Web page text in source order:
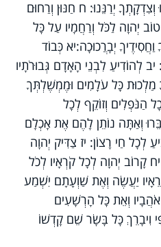
יְרַנֵּנוּ: ח חַנּוּן וְרַחוּם
יְהוָה לַכֹּל וְרַחֲמָיו עַל כָּל
יְבָרֲכוּכָה:יא כְּבוֹד
יב לְהוֹדִיעַ לִבְנֵי הָאָדָם גְּבוּרֹתָיו
מַלְכוּת כָּל עֹלָמִים וּמֶמְשֶׁלְתְּךָ
הַנֹּפְלִים וְזוֹקֵף לְכָל
וְאַתָּה נוֹתֵן לָהֶם אֶת אָכְלָם
חַי רָצוֹן: יז צַדִּיק יְהוָה
קָרוֹב יְהוָה לְכָל קֹרְאָיו לְכֹל
יַעֲשֶׂה וְאֶת שַׁוְעָתָם יִשְׁמַע
וְאֵת כָּל הָרְשָׁעִים
וִיבָרֵךְ כָּל בָּשָׂר שֵׁם קָדְשׁוֹ